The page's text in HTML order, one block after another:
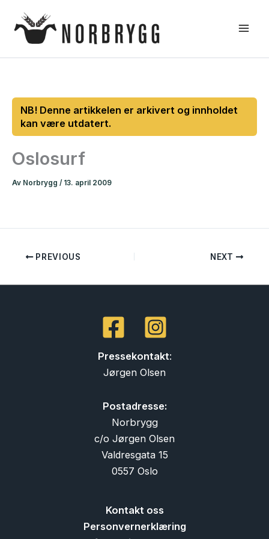
rett
Oslosurf
Av Norbrygg / 13. april 2009
PREVIOUS NEXT
Pressekontakt:
Jørgen Olsen
Postadresse:
Norbrygg
c/o Jørgen Olsen
Valdresgata 15
0557 Oslo
Kontakt oss
Personvernerklæring